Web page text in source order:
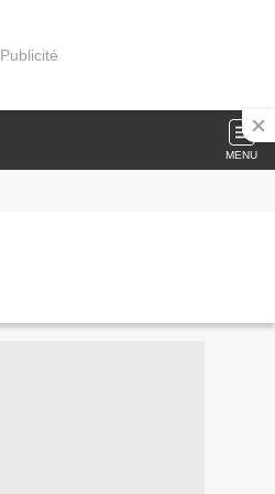
Publicité
MENU